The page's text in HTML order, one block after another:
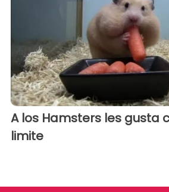
A los Hamsters les gusta
limite